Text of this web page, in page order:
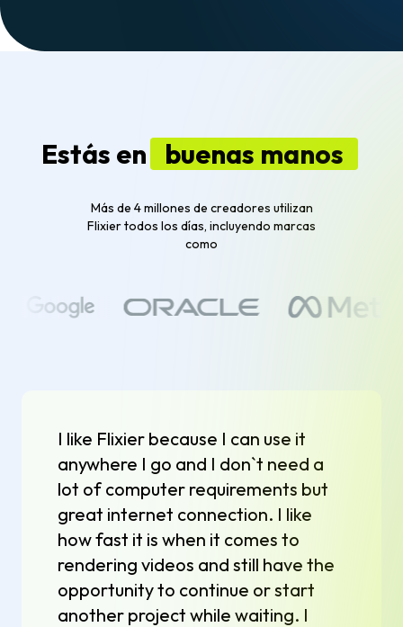
Estás en buenas manos
Más de 4 millones de creadores utilizan
Flixier todos los días, incluyendo marcas
como
I like Flixier because I can use it
anywhere I go and I don`t need a
lot of computer requirements but
great internet connection. I like
how fast it is when it comes to
rendering videos and still have the
opportunity to continue or start
another project while waiting. I